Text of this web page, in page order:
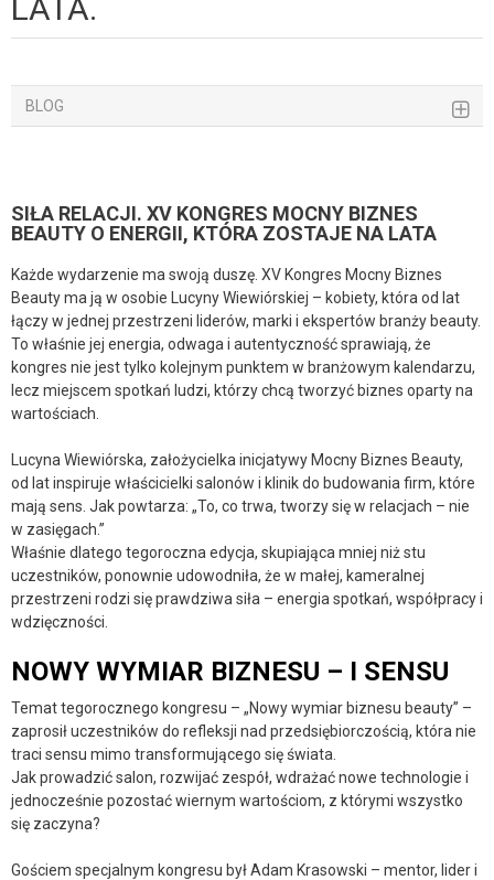
LATA.
BLOG
SIŁA RELACJI. XV KONGRES MOCNY BIZNES
BEAUTY O ENERGII, KTÓRA ZOSTAJE NA LATA
Każde wydarzenie ma swoją duszę. XV Kongres Mocny Biznes
Beauty ma ją w osobie Lucyny Wiewiórskiej – kobiety, która od lat
łączy w jednej przestrzeni liderów, marki i ekspertów branży beauty.
To właśnie jej energia, odwaga i autentyczność sprawiają, że
kongres nie jest tylko kolejnym punktem w branżowym kalendarzu,
lecz miejscem spotkań ludzi, którzy chcą tworzyć biznes oparty na
wartościach.
Lucyna Wiewiórska, założycielka inicjatywy Mocny Biznes Beauty,
od lat inspiruje właścicielki salonów i klinik do budowania firm, które
mają sens. Jak powtarza: „To, co trwa, tworzy się w relacjach – nie
w zasięgach.”
Właśnie dlatego tegoroczna edycja, skupiająca mniej niż stu
uczestników, ponownie udowodniła, że w małej, kameralnej
przestrzeni rodzi się prawdziwa siła – energia spotkań, współpracy i
wdzięczności.
NOWY WYMIAR BIZNESU – I SENSU
Temat tegorocznego kongresu – „Nowy wymiar biznesu beauty” –
zaprosił uczestników do refleksji nad przedsiębiorczością, która nie
traci sensu mimo transformującego się świata.
Jak prowadzić salon, rozwijać zespół, wdrażać nowe technologie i
jednocześnie pozostać wiernym wartościom, z którymi wszystko
się zaczyna?
Gościem specjalnym kongresu był Adam Krasowski – mentor, lider i